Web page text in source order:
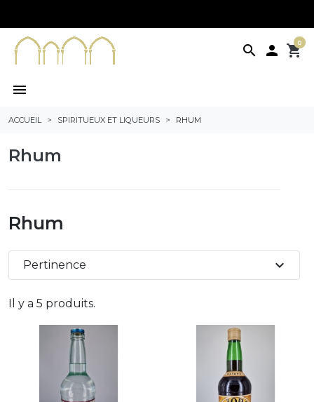
search  shopping_cart
0
menu
ACCUEIL SPIRITUEUX ET LIQUEURS RHUM
Rhum
Rhum
Il y a 5 produits.
Pertinence expand_more